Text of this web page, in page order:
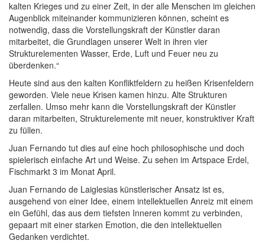
kalten Krieges und zu einer Zeit, in der alle Menschen im gleichen
Augenblick miteinander kommunizieren können, scheint es
notwendig, dass die Vorstellungskraft der Künstler daran
mitarbeitet, die Grundlagen unserer Welt in ihren vier
Strukturelementen Wasser, Erde, Luft und Feuer neu zu
überdenken.“
Heute sind aus den kalten Konfliktfeldern zu heißen Krisenfeldern
geworden. Viele neue Krisen kamen hinzu. Alte Strukturen
zerfallen. Umso mehr kann die Vorstellungskraft der Künstler
daran mitarbeiten, Strukturelemente mit neuer, konstruktiver Kraft
zu füllen.
Juan Fernando tut dies auf eine hoch philosophische und doch
spielerisch einfache Art und Weise. Zu sehen im Artspace Erdel,
Fischmarkt 3 im Monat April.
Juan Fernando de Laiglesias künstlerischer Ansatz ist es,
ausgehend von einer Idee, einem intellektuellen Anreiz mit einem
ein Gefühl, das aus dem tiefsten Inneren kommt zu verbinden,
gepaart mit einer starken Emotion, die den intellektuellen
Gedanken verdichtet.